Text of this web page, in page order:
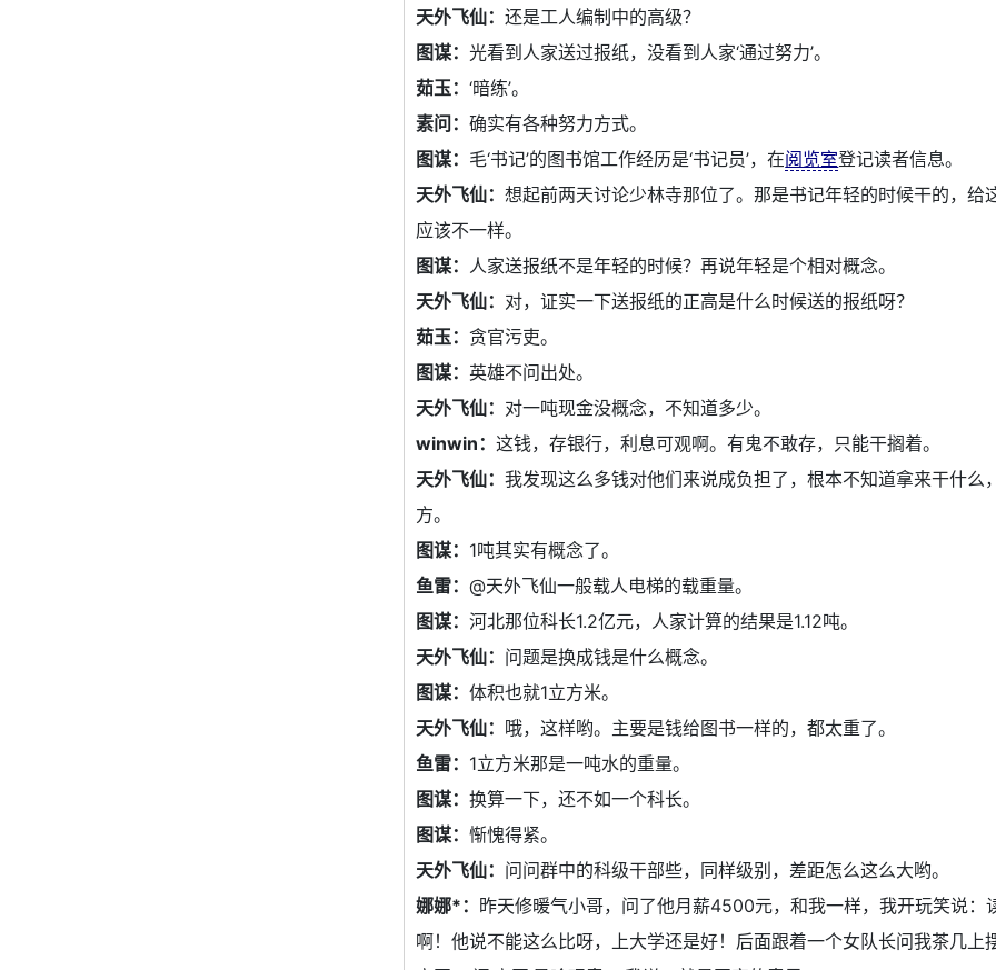
天外飞仙：还是工人编制中的高级？
图谋：光看到人家送过报纸，没看到人家‘通过努力’。
茹玉：‘暗练’。
素问：确实有各种努力方式。
图谋： 毛‘书记’的图书馆工作经历是‘书记员’，在阅览室登记读者信息。
天外飞仙：想起前两天讨论少林寺那位了。那是书记年轻的时候干的，给
应该不一样。
图谋： 人家送报纸不是年轻的时候？再说年轻是个相对概念。
天外飞仙： 对，证实一下送报纸的正高是什么时候送的报纸呀？
茹玉：贪官污吏。
图谋： 英雄不问出处。
天外飞仙： 对一吨现金没概念，不知道多少。
winwin：这钱，存银行，利息可观啊。有鬼不敢存，只能干搁着。
天外飞仙：我发现这么多钱对他们来说成负担了，根本不知道拿来干什么
方。
图谋： 1吨其实有概念了。
鱼雷：@天外飞仙一般载人电梯的载重量。
图谋：河北那位科长1.2亿元，人家计算的结果是1.12吨。
天外飞仙： 问题是换成钱是什么概念。
图谋：体积也就1立方米。
天外飞仙： 哦，这样哟。主要是钱给图书一样的，都太重了。
鱼雷： 1立方米那是一吨水的重量。
图谋：换算一下，还不如一个科长。
图谋：惭愧得紧。
天外飞仙： 问问群中的科级干部些，同样级别，差距怎么这么大哟。
娜娜*： 昨天修暖气小哥，问了他月薪4500元，和我一样，我开玩笑说：
啊！他说不能这么比呀，上大学还是好！后面跟着一个女队长问我茶几上